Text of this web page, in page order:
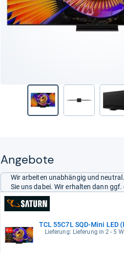
Angebote
Wir arbeiten unabhängig und
Sie uns dabei. Wir erhalten dann
TCL 55C7L SQD-Mini LED
Lieferung: Lieferung in 2 - 5